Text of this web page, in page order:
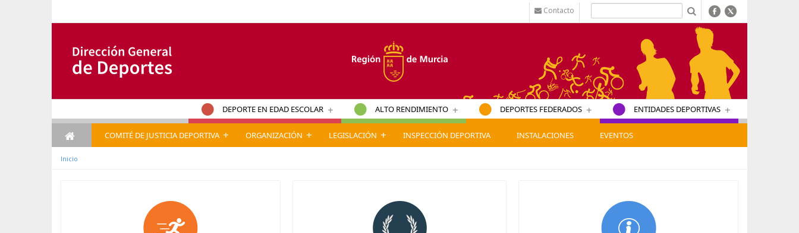
Contacto
DEPORTE EN EDAD ESCOLAR + ALTO RENDIMIENTO + DEPORTES FEDERADOS + ENTIDADES DEPORTIVAS +
COMITÉ DE JUSTICIA DEPORTIVA + ORGANIZACIÓN + LEGISLACIÓN + INSPECCIÓN DEPORTIVA INSTALACIONES EVENTOS
Inicio